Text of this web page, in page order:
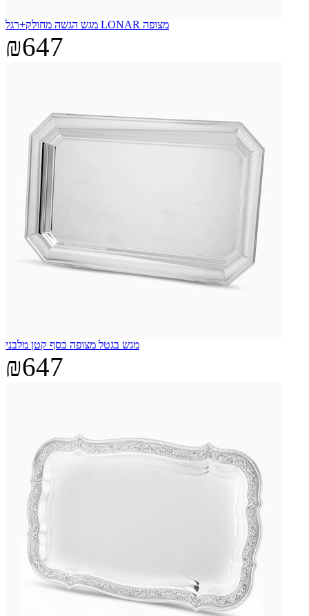
מגש הגשה מחולק+רגל LONAR מצופה
₪647
מגש בגטל מצופה כסף קטן מלבני
₪647